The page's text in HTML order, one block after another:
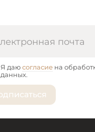
Я даюсогласиена
данных.